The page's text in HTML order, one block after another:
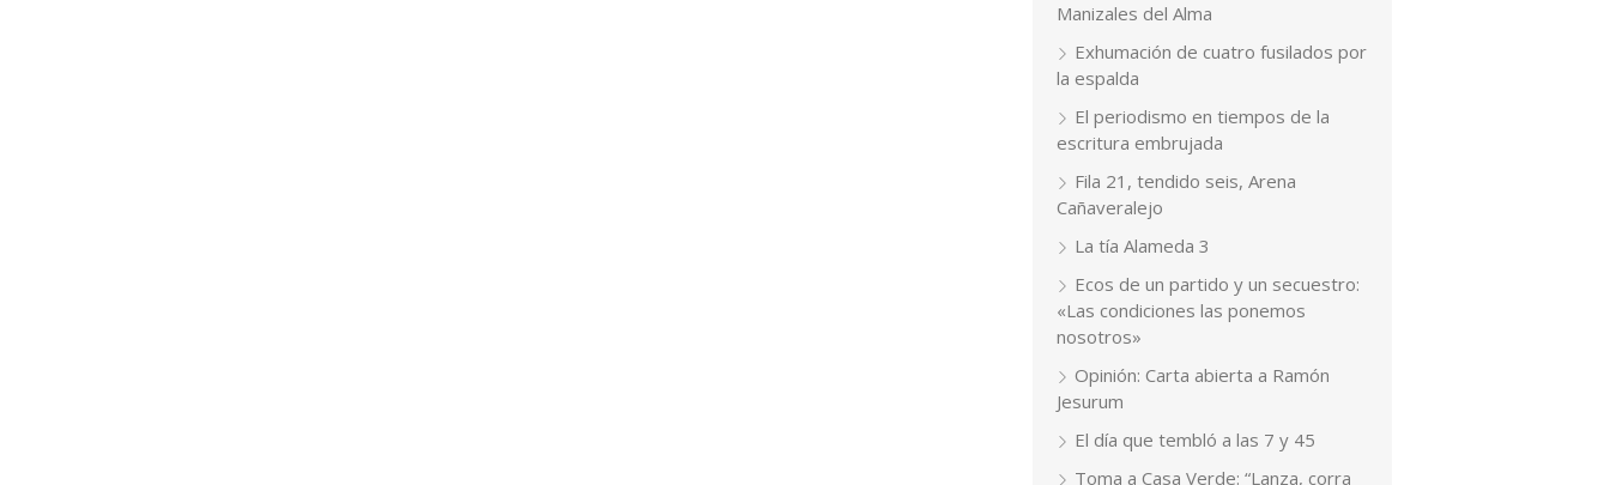
Manizales del Alma
Exhumación de cuatro fusilados por
la espalda
El periodismo en tiempos de la
escritura embrujada
Fila 21, tendido seis, Arena
Cañaveralejo
La tía Alameda 3
Ecos de un partido y un secuestro:
«Las condiciones las ponemos
nosotros»
Opinión: Carta abierta a Ramón
Jesurum
El día que tembló a las 7 y 45
Toma a Casa Verde: “Lanza, corra